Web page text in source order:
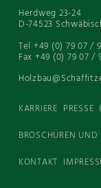
Herdweg 23-24
D-74523
Tel +49 (0) 79 07 /
Fax +49 (0) 79 07 /
KARRIERE PRESSE
BROSCHÜREN
KONTAKT